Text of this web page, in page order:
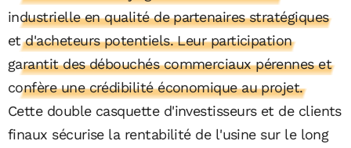
industrielle en qualité de partenaires stratégiques
et d'acheteurs potentiels. Leur participation
garantit des débouchés commerciaux pérennes et
confère une crédibilité économique au projet.
Cette double casquette d'investisseurs et de clients
finaux sécurise la rentabilité de l'usine sur le long